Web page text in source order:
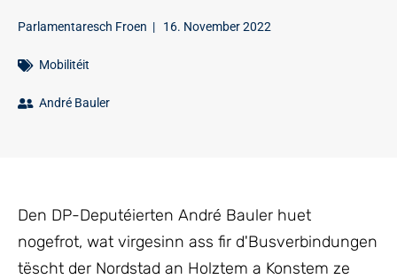
Parlamentaresch Froen | 16. November 2022
Mobilitéit
André Bauler
Den DP-Deputéierten André Bauler huet
nogefrot, wat virgesinn ass fir d'Busverbindungen
tëscht der Nordstad an Holztem a Konstem ze